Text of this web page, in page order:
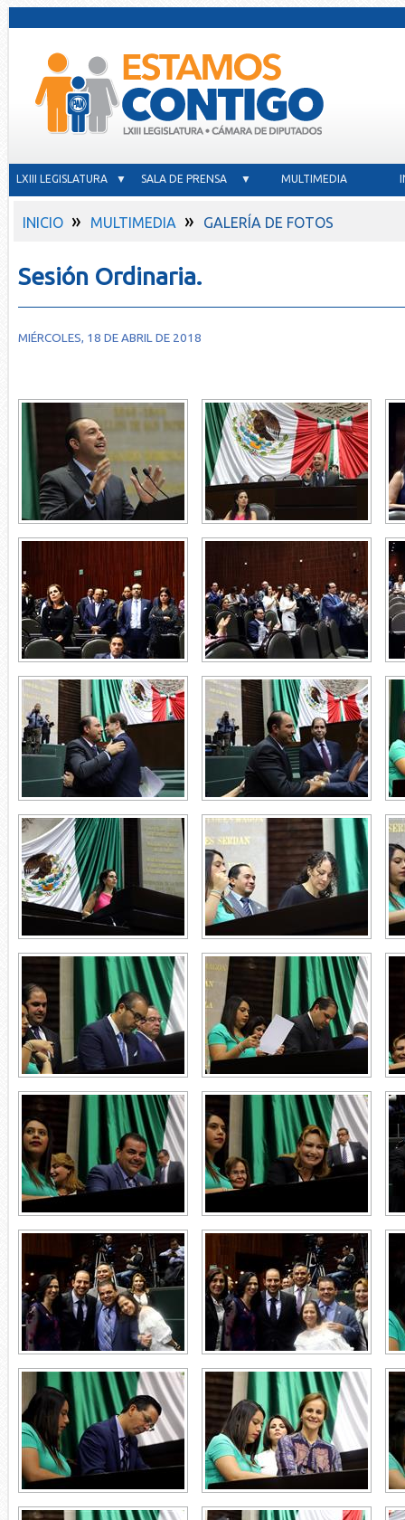
LXIII LEGISLATURA ▼ SALA DE PRENSA ▼ MULTIMEDIA
INICIO » MULTIMEDIA » GALERÍA DE FOTOS
Sesión Ordinaria.
MIÉRCOLES, 18 DE ABRIL DE 2018